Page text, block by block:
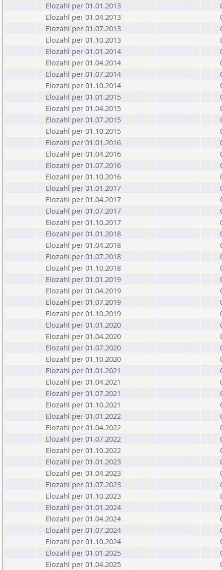
Elozahl per 01.01.2013
Elozahl per 01.04.2013
Elozahl per 01.07.2013
Elozahl per 01.10.2013
Elozahl per 01.01.2014
Elozahl per 01.04.2014
Elozahl per 01.07.2014
Elozahl per 01.10.2014
Elozahl per 01.01.2015
Elozahl per 01.04.2015
Elozahl per 01.07.2015
Elozahl per 01.10.2015
Elozahl per 01.01.2016
Elozahl per 01.04.2016
Elozahl per 01.07.2016
Elozahl per 01.10.2016
Elozahl per 01.01.2017
Elozahl per 01.04.2017
Elozahl per 01.07.2017
Elozahl per 01.10.2017
Elozahl per 01.01.2018
Elozahl per 01.04.2018
Elozahl per 01.07.2018
Elozahl per 01.10.2018
Elozahl per 01.01.2019
Elozahl per 01.04.2019
Elozahl per 01.07.2019
Elozahl per 01.10.2019
Elozahl per 01.01.2020
Elozahl per 01.04.2020
Elozahl per 01.07.2020
Elozahl per 01.10.2020
Elozahl per 01.01.2021
Elozahl per 01.04.2021
Elozahl per 01.07.2021
Elozahl per 01.10.2021
Elozahl per 01.01.2022
Elozahl per 01.04.2022
Elozahl per 01.07.2022
Elozahl per 01.10.2022
Elozahl per 01.01.2023
Elozahl per 01.04.2023
Elozahl per 01.07.2023
Elozahl per 01.10.2023
Elozahl per 01.01.2024
Elozahl per 01.04.2024
Elozahl per 01.07.2024
Elozahl per 01.10.2024
Elozahl per 01.01.2025
Elozahl per 01.04.2025